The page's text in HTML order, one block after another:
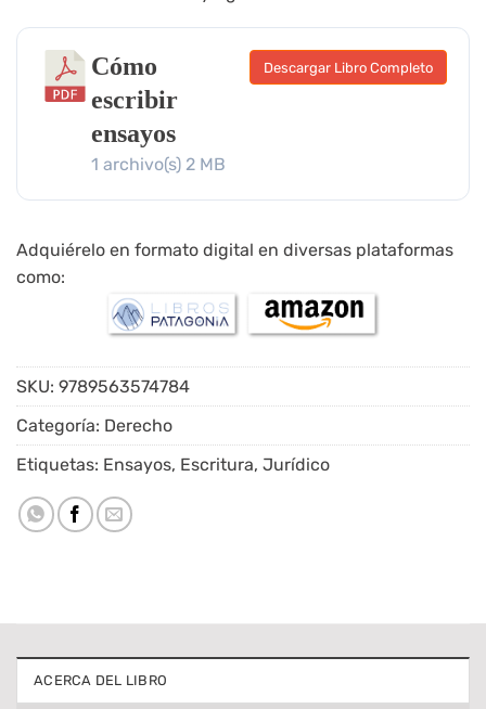
Cómo
escribir
ensayos
1 archivo(s) 2 MB
Descargar Libro Completo
Adquiérelo en formato digital en diversas plataformas
como:
SKU: 9789563574784
Categoría: Derecho
Etiquetas: Ensayos, Escritura, Jurídico
ACERCA DEL LIBRO